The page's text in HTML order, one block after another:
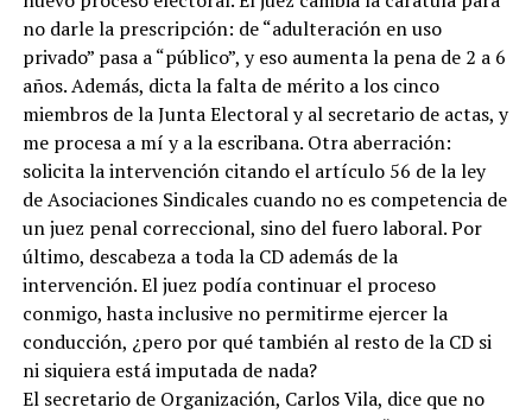
no darle la prescripción: de “adulteración en uso
privado” pasa a “público”, y eso aumenta la pena de 2 a 6
años. Además, dicta la falta de mérito a los cinco
miembros de la Junta Electoral y al secretario de actas, y
me procesa a mí y a la escribana. Otra aberración:
solicita la intervención citando el artículo 56 de la ley
de Asociaciones Sindicales cuando no es competencia de
un juez penal correccional, sino del fuero laboral. Por
último, descabeza a toda la CD además de la
intervención. El juez podía continuar el proceso
conmigo, hasta inclusive no permitirme ejercer la
conducción, ¿pero por qué también al resto de la CD si
ni siquiera está imputada de nada?
El secretario de Organización, Carlos Vila, dice que no